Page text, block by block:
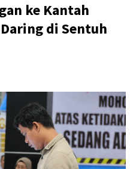
ke Kantah
di Sentuh